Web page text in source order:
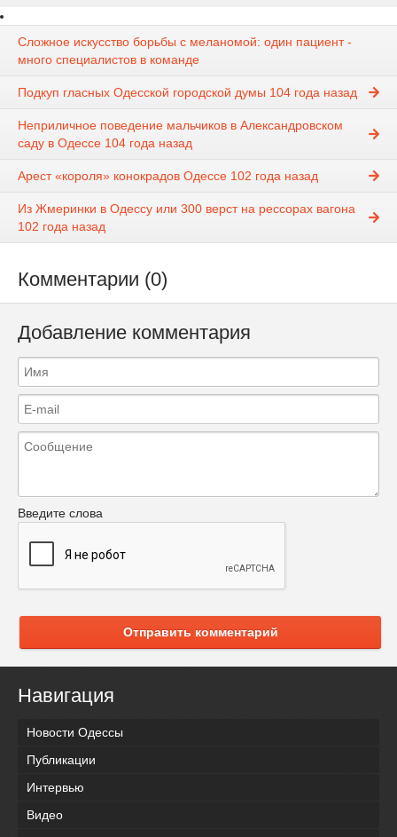
Сложное искусство борьбы с меланомой: один пациент -
много специалистов в команде
Подкуп гласных Одесской городской думы 104 года назад
Неприличное поведение мальчиков в Александровском
саду в Одессе 104 года назад
Арест «короля» конокрадов Одессе 102 года назад
Из Жмеринки в Одессу или 300 верст на рессорах вагона
102 года назад
Комментарии (0)
Добавление комментария
Введите слова
Отправить комментарий
Навигация
Новости Одессы
Публикации
Интервью
Видео